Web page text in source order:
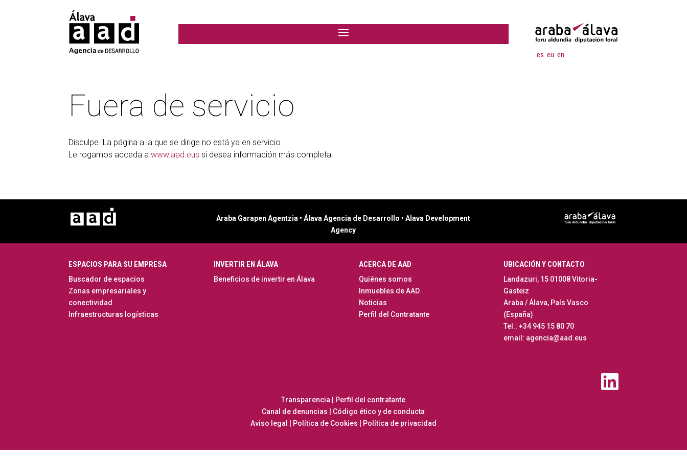
es eu en
Fuera de servicio
Disculpe. La página a la que se dirige no está ya en servicio.
Le rogamos acceda awww.aad.eus si desea información más completa.
Araba Garapen Agentzia • Álava Agencia de Desarrollo • Alava Development
Agency
ESPACIOS PARA SU EMPRESA
Buscador de espacios
Zonas empresariales y
conectividad
Infraestructuras logísticas
INVERTIR EN ÁLAVA
Beneficios de invertir en Álava
ACERCA DE AAD
Quiénes somos
Inmuebles de AAD
Noticias
Perfil del Contratante
UBICACIÓN Y CONTACTO
Landazuri, 15 01008 Vitoria-
Gasteiz
Araba / Álava, País Vasco
(España)
Tel.: +34 945 15 80 70
email: agencia@aad.eus
Transparencia
Perfil del contratante
Canal de denuncias
Código ético y de conducta
Aviso legal
Política de Cookies Política de privacidad